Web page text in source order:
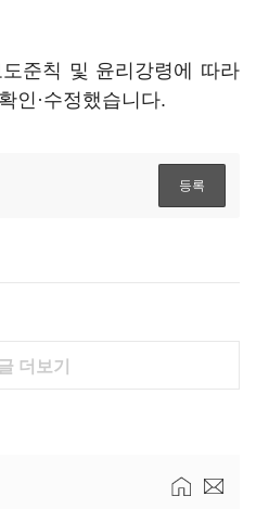
준칙 및 윤리강령에 따라
인·수정했습니다.
더보기